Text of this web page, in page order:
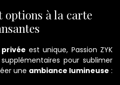
options à la carte
est unique, Passion ZYK
pour sublimer
une ambiance lumineuse :